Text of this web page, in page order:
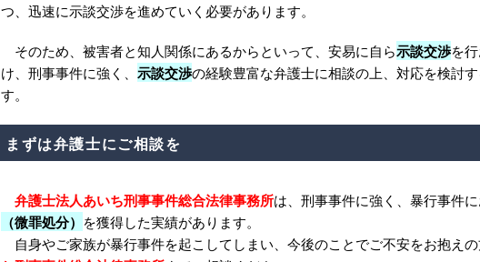
つ、迅速に示談交渉を進めていく必要があります。
そのため、被害者と知人関係にあるからといって、安易に自ら示談交渉を
け、刑事事件に強く、 示談交渉の経験豊富な弁護士に相談の上、対応を検討
す。
まずは弁護士にご相談を
弁護士法人あいち刑事事件総合法律事務所は、刑事事件に強く、暴行事件に
（微罪処分） を獲得した実績があります。
自身やご家族が暴行事件を起こしてしまい、今後のことでご不安をお抱えの